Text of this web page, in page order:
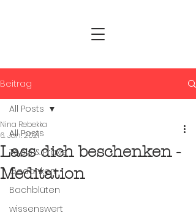
Beitrag
All Posts
Tools & Praxis
Gedanken
Bachblüten
wissenswert
All Posts
Lass dich beschenken -
Meditation
Nina Rebekka
6. Jan. 2021